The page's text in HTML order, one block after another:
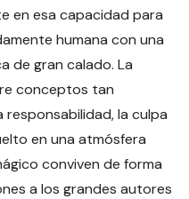
en esa capacidad para
humana con una
de gran calado. La
conceptos tan
responsabilidad, la culpa
en una atmósfera
conviven de forma
a los grandes autores